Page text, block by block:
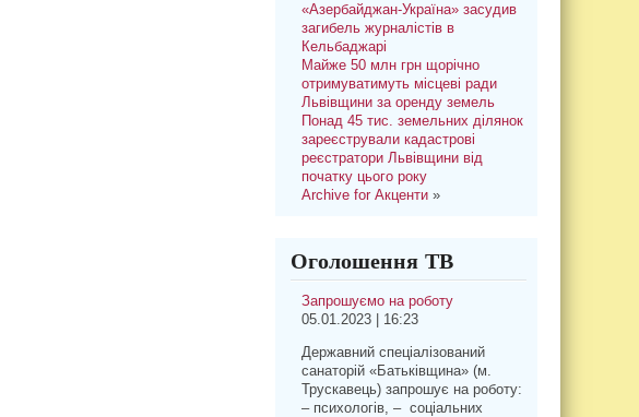
«Азербайджан-Україна» засудив
загибель журналістів в
Кельбаджарі
Майже 50 млн грн щорічно
отримуватимуть місцеві ради
Львівщини за оренду земель
Понад 45 тис. земельних ділянок
зареєстрували кадастрові
реєстратори Львівщини від
початку цього року
Archive for Акценти»
Оголошення ТВ
Запрошуємо на роботу
05.01.2023 | 16:23
Державний спеціалізований
санаторій «Батьківщина» (м.
Трускавець) запрошує на роботу:
– психологів, – соціальних